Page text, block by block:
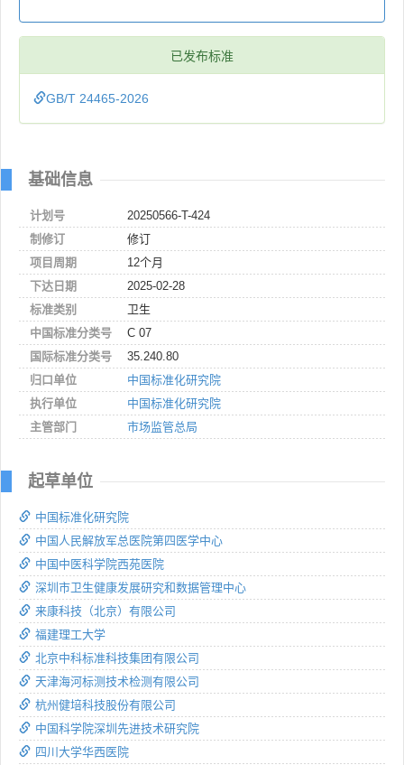
已发布标准
GB/T 24465-2026
基础信息
计划号
20250566-T-424
制修订
修订
项目周期
12个月
下达日期
2025-02-28
标准类别
卫生
中国标准分类号
C 07
国际标准分类号
35.240.80
归口单位
中国标准化研究院
执行单位
中国标准化研究院
主管部门
市场监管总局
起草单位
中国标准化研究院
中国人民解放军总医院第四医学中心
中国中医科学院西苑医院
深圳市卫生健康发展研究和数据管理中心
来康科技（北京）有限公司
福建理工大学
北京中科标准科技集团有限公司
天津海河标测技术检测有限公司
杭州健培科技股份有限公司
中国科学院深圳先进技术研究院
四川大学华西医院